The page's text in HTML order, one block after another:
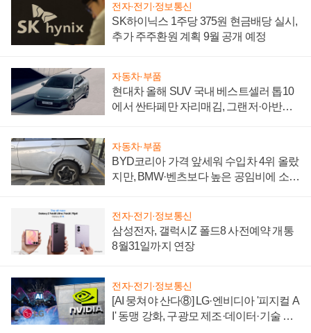
전자·전기·정보통신
SK하이닉스 1주당 375원 현금배당 실시,
추가 주주환원 계획 9월 공개 예정
자동차·부품
현대차 올해 SUV 국내 베스트셀러 톱10
에서 싼타페만 자리매김, 그랜저·아반떼
자동차·부품
BYD코리아 가격 앞세워 수입차 4위 올랐
지만, BMW·벤츠보다 높은 공임비에 소비
전자·전기·정보통신
삼성전자, 갤럭시Z 폴드8 사전예약 개통
8월31일까지 연장
전자·전기·정보통신
[AI 뭉쳐야 산다⑧] LG·엔비디아 '피지컬 A
I' 동맹 강화, 구광모 제조·데이터·기술 결